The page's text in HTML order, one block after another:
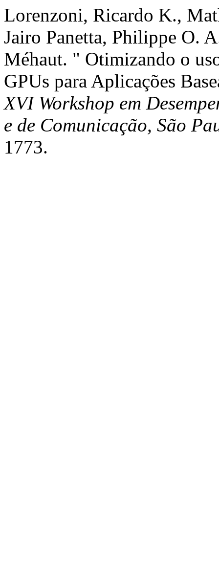
Lorenzoni, Ricardo K.,
Jairo Panetta, Philippe O.
Méhaut. " Otimizando o
GPUs para Aplicações
XVI Workshop em
e de Comunicação, São
1773.